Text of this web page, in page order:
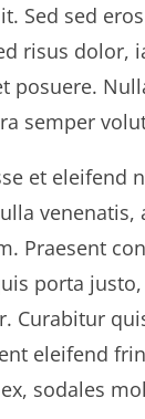
Sed sed
risus
posuere.
semper
et
Praesent
porta
Curabitur
eleifend
sodales